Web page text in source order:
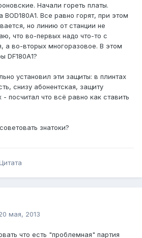
Начали гореть платы.
ВОD180А1. Все равно горят, при этом
но линию от станции не
что во-первых надо что-то с
а во-вторых многоразовое. В этом
DF180А1?
установил эти защиты: в плинтах
снизу абонентская, защиту
посчитал что всё равно как ставить
знатоки?
мая, 2013
что есть "проблемная" партия